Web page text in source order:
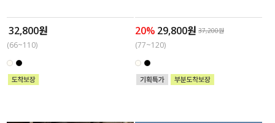
언더웨어/파자마
코디템
FIT ZOOM
32,800원
(66~110)
20% 29,800원 37,200원
(77~120)